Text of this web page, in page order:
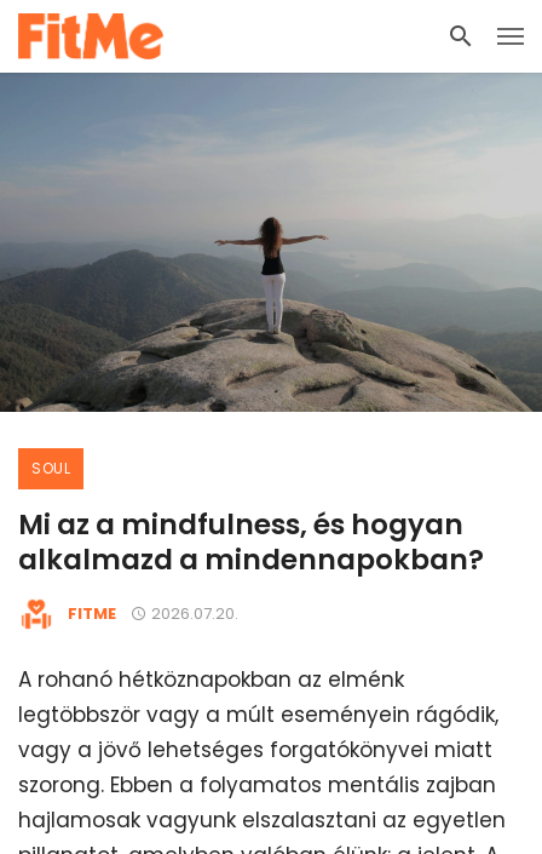
SOUL
Mi az a mindfulness, és hogyan
alkalmazd a mindennapokban?
FITME 2026.07.20.
A rohanó hétköznapokban az elménk
legtöbbször vagy a múlt eseményein rágódik,
vagy a jövő lehetséges forgatókönyvei miatt
szorong. Ebben a folyamatos mentális zajban
hajlamosak vagyunk elszalasztani az egyetlen